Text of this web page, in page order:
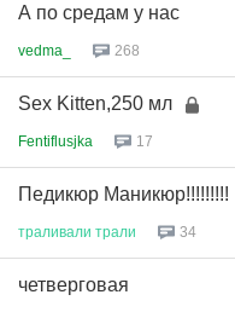
А по средам у нас
vedma_ 268
Sex Kitten,250 мл
Fentiflusjka 17
Педикюр Маникюр!!!!!!!!!
траливали трали 34
четверговая